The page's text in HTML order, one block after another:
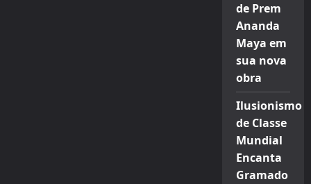
de Prem
Ananda
Maya em
sua nova
obra
Ilusionismo
de Classe
Mundial
Encanta
Gramado